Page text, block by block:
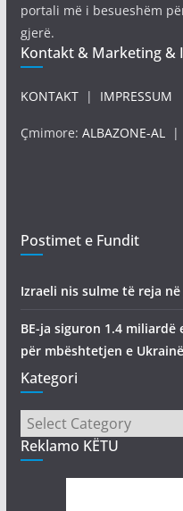
portali më i besueshëm
gjerë.
Kontakt & Marketing &
KONTAKT| IMPRESSUM
Çmimore: ALBAZONE-AL|
Postimet e Fundit
Izraeli nis sulme të reja
BE-ja siguron 1.4
për mbështetjen e
Kategori
Kategori
Reklamo KËTU